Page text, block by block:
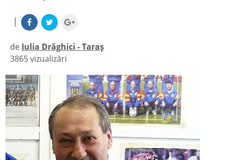
|
de Iulia Drăghici - Taraș
|
3865 vizualizări